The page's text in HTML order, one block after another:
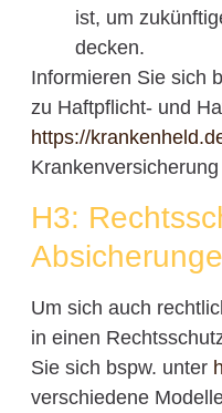
ist, um
decken.
Informieren Sie sich
zu Haftpflicht- und
https://
H3:
Um sich auch
in einen
Sie sich bspw. unter
verschiedene